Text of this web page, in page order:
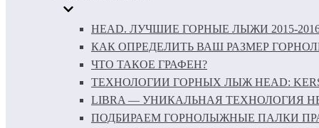
HEAD. ЛУЧШИЕ ГОРНЫЕ ЛЫЖИ 2015-
КАК ОПРЕДЕЛИТЬ ВАШ РАЗМЕР
ЧТО ТАКОЕ ГРАФЕН?
ТЕХНОЛОГИИ ГОРНЫХ ЛЫЖ HEAD: KERS
LIBRA — УНИКАЛЬНАЯ ТЕХНОЛОГИЯ
ПОДБИРАЕМ ГОРНОЛЫЖНЫЕ ПАЛКИ